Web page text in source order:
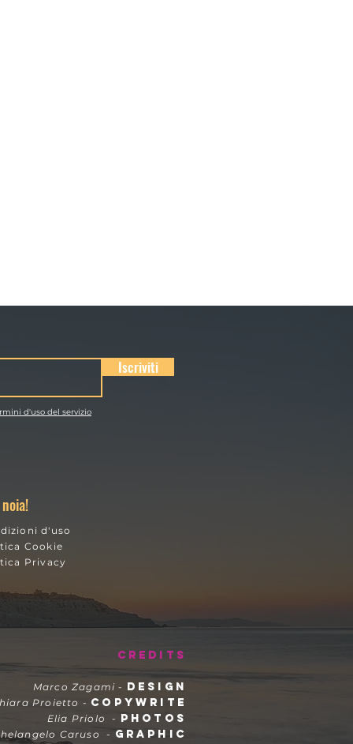
Iscriviti
d'uso del servizio
d'uso
Cookie
Privacy
CREDITS
Marco Zagami - DESIGN
Proietto - COPYWRITE
Elia Priolo - PHOTOS
Caruso - GRAPHIC